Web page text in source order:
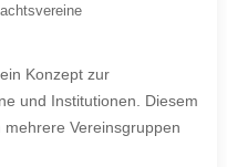
Konzept zur
und Institutionen. Diesem
Vereinsgruppen